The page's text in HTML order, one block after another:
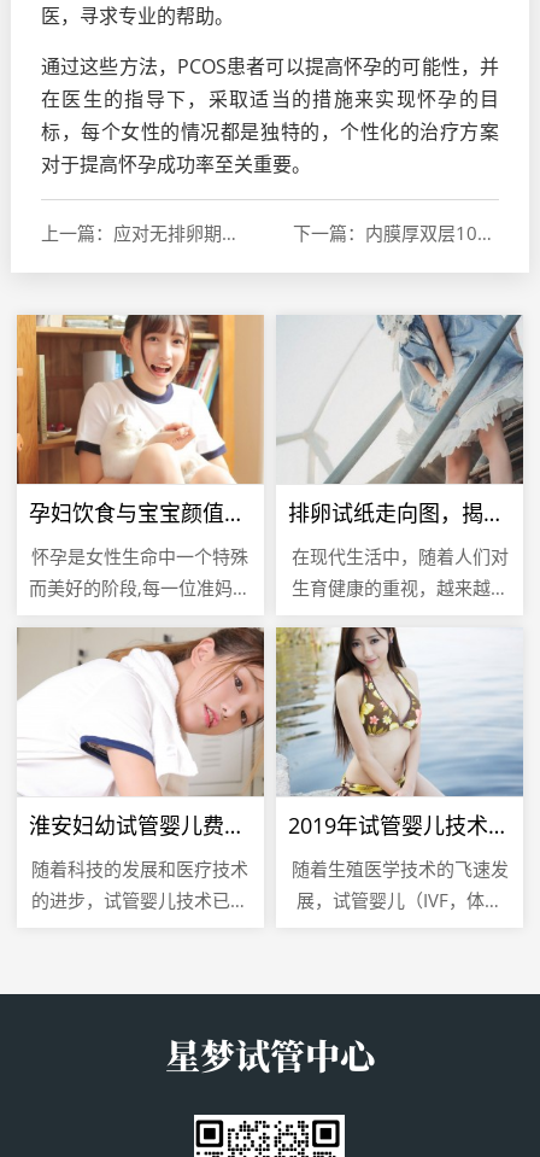
医，寻求专业的帮助。
通过这些方法，PCOS患者可以提高怀孕的可能性，并
在医生的指导下，采取适当的措施来实现怀孕的目
标，每个女性的情况都是独特的，个性化的治疗方案
对于提高怀孕成功率至关重要。
上一篇：应对无排卵期的策略，保持生育希望与健康 下一篇：内膜厚双层10mm，理解子宫内膜厚度及其对生育的影响
孕妇饮食与宝宝颜值，科学饮食打造健康宝宝
怀孕是女性生命中一个特殊
而美好的阶段,每一位准妈妈
明、漂亮，虽然宝宝的外貌
很大程度上是由遗传因素决
定的，...
排卵试纸走向图，揭秘女性生育周期的关键指标
在现代生活中，随着人们对
生育健康的重视，越来越多
周期，以期在最佳时机怀
孕，排卵试纸作为一种简
单、便捷的工...
淮安妇幼试管婴儿费用解析，全面了解试管婴儿成本
随着科技的发展和医疗技术
的进步，试管婴儿技术已经
务的医疗机构中，淮安妇幼
2019年试管婴儿技术，成功率的新突破
随着生殖医学技术的飞速发
展，试管婴儿（IVF，体外
重要途径，2019年，试管